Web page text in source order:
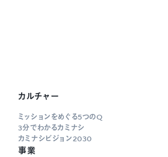
カルチャー
ミッションをめぐる5つのQ
3分でわかるカミナシ
カミナシビジョン2030
事業